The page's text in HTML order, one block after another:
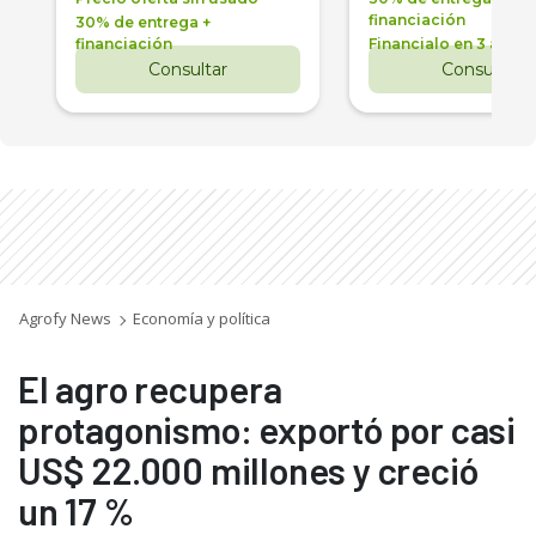
30% de entrega +
financiación
Consultar
financiación
Financialo en 3 años
Consultar
Agrofy News Economía y política
El agro recupera
protagonismo: exportó por casi
US$ 22.000 millones y creció
un 17 %